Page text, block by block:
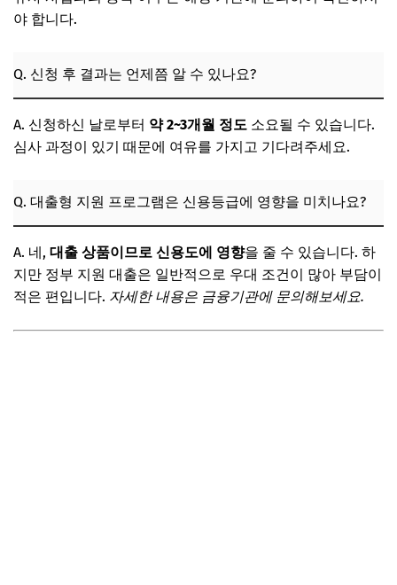
야 합니다.
Q. 신청 후 결과는 언제쯤 알 수 있나요?
A. 신청하신 날로부터 약 2~3개월 정도 소요될 수 있습니다.
심사 과정이 있기 때문에 여유를 가지고 기다려주세요.
Q. 대출형 지원 프로그램은 신용등급에 영향을 미치나요?
A. 네, 대출 상품이므로 신용도에 영향을 줄 수 있습니다. 하
지만 정부 지원 대출은 일반적으로 우대 조건이 많아 부담이
적은 편입니다. 자세한 내용은 금융기관에 문의해보세요.